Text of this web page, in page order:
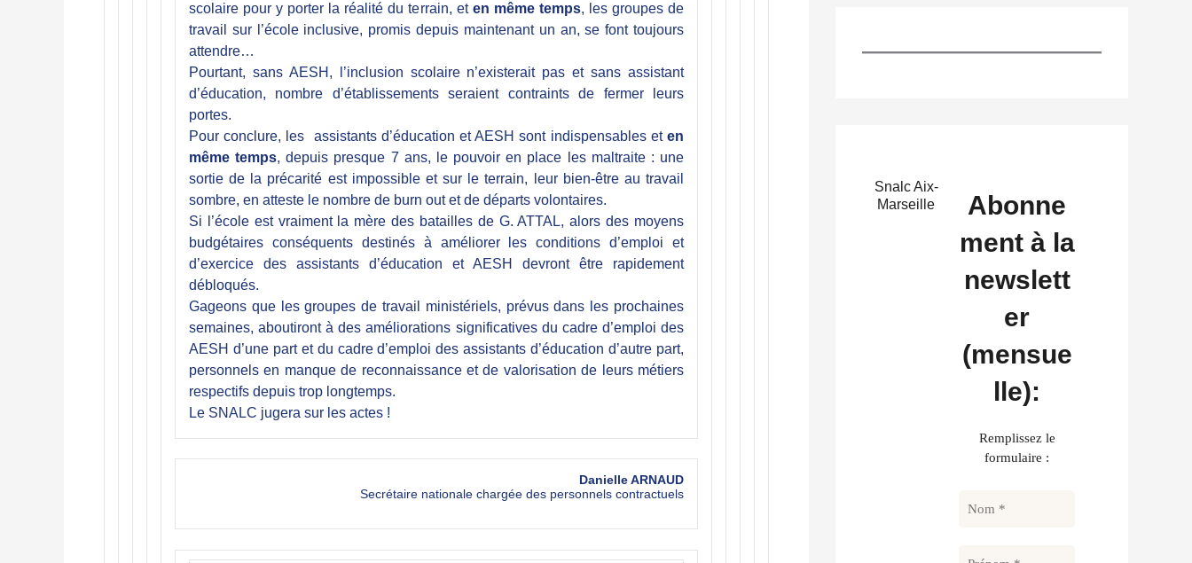
scolaire pour y porter la réalité du terrain, et en même temps, les groupes de
travail sur l’école inclusive, promis depuis maintenant un an, se font toujours
attendre…
Pourtant, sans AESH, l’inclusion scolaire n’existerait pas et sans assistant
d’éducation, nombre d’établissements seraient contraints de fermer leurs
portes.
Pour conclure, les assistants d’éducation et AESH sont indispensables et en
même temps, depuis presque 7 ans, le pouvoir en place les maltraite : une
sortie de la précarité est impossible et sur le terrain, leur bien-être au travail
sombre, en atteste le nombre de burn out et de départs volontaires.
Si l’école est vraiment la mère des batailles de G. ATTAL, alors des moyens
budgétaires conséquents destinés à améliorer les conditions d’emploi et
d’exercice des assistants d’éducation et AESH devront être rapidement
débloqués.
Gageons que les groupes de travail ministériels, prévus dans les prochaines
semaines, aboutiront à des améliorations significatives du cadre d’emploi des
AESH d’une part et du cadre d’emploi des assistants d’éducation d’autre part,
personnels en manque de reconnaissance et de valorisation de leurs métiers
respectifs depuis trop longtemps.
Le SNALC jugera sur les actes !
Danielle ARNAUD
Secrétaire nationale chargée des personnels contractuels
Snalc Aix-
Marseille
Abonne
ment à la
newslett
er
(mensue
lle):
Remplissez le
formulaire :